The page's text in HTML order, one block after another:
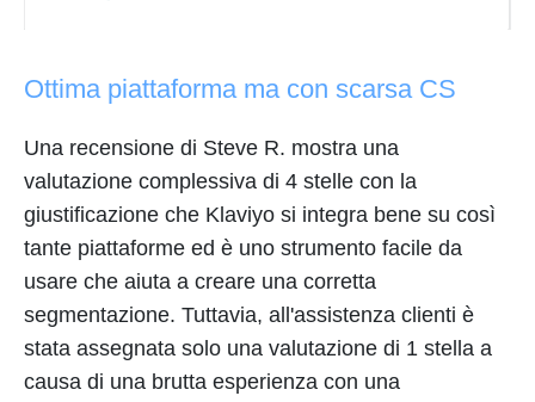
Ottima piattaforma ma con scarsa CS
Una recensione di Steve R. mostra una
valutazione complessiva di 4 stelle con la
giustificazione che Klaviyo si integra bene su così
tante piattaforme ed è uno strumento facile da
usare che aiuta a creare una corretta
segmentazione. Tuttavia, all'assistenza clienti è
stata assegnata solo una valutazione di 1 stella a
causa di una brutta esperienza con una